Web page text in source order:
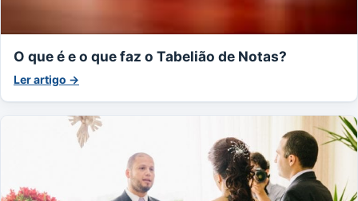
O que é e o que faz o Tabelião de Notas?
Ler artigo →